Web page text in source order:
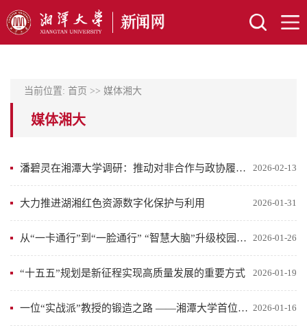
当前位置: 首页 >> 媒体湘大
媒体湘大
2026-02-13
潘碧灵在湘潭大学调研：推动对非合作与政协履职深度融合
2026-01-31
大力推进湖湘红色资源数字化保护与利用
2026-01-26
从“一卡通行”到“一脸通行” “智慧大脑”升级校园生活
2026-01-19
“十五五”规划是新征程实现高质量发展的重要方式
2026-01-16
一位“实战派”教授的锻造之路 ——湘潭大学首位正高级“创业教授”李旭军的故事